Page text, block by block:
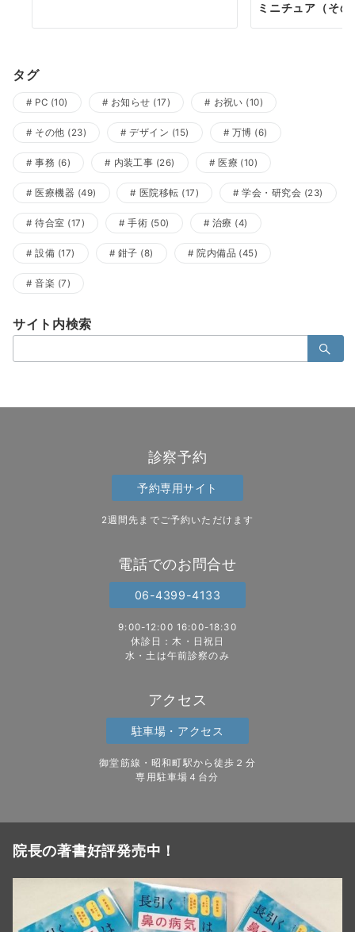
ミニチュア（その
タグ
PC (10) お知らせ (17) お祝い (10)
その他 (23) デザイン (15) 万博 (6)
事務 (6) 内装工事 (26) 医療 (10)
医療機器 (49) 医院移転 (17) 学会・研究会 (23)
待合室 (17) 手術 (50) 治療 (4)
設備 (17) 鉗子 (8) 院内備品 (45)
音楽 (7)
サイト内検索
索：
診察予約
予約専用サイト
2週間先までご予約いただけます
電話でのお問合せ
06-4399-4133
9:00-12:00 16:00-18:30
休診日：木・日祝日
水・土は午前診察のみ
アクセス
駐車場・アクセス
御堂筋線・昭和町駅から徒歩２分
専用駐車場４台分
院長の著書好評発売中！